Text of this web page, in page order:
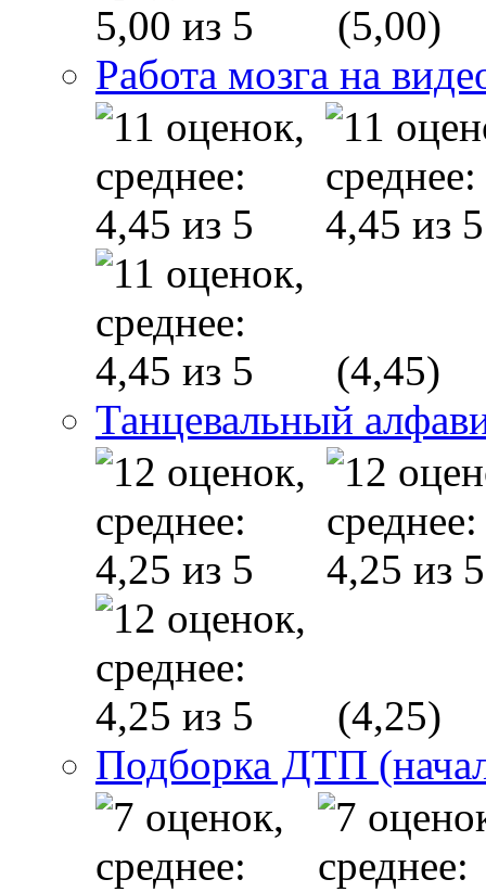
(5,00)
Работа мозга на
(4,45)
Танцевальный
(4,25)
Подборка ДТП